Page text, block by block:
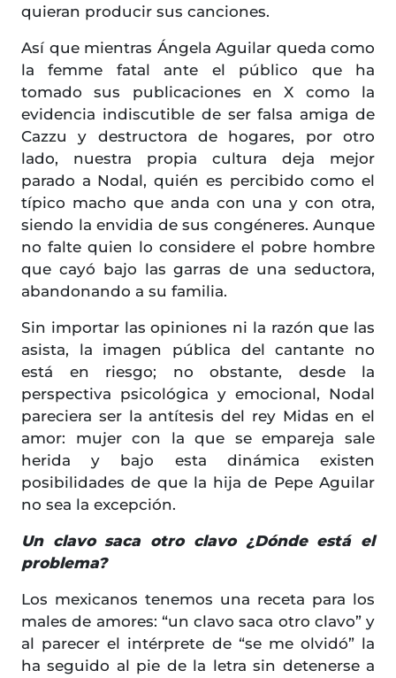
quieran producir sus canciones.
Así que mientras Ángela Aguilar queda como
la femme fatal ante el público que ha
tomado sus publicaciones en X como la
evidencia indiscutible de ser falsa amiga de
Cazzu y destructora de hogares, por otro
lado, nuestra propia cultura deja mejor
parado a Nodal, quién es percibido como el
típico macho que anda con una y con otra,
siendo la envidia de sus congéneres. Aunque
no falte quien lo considere el pobre hombre
que cayó bajo las garras de una seductora,
abandonando a su familia.
Sin importar las opiniones ni la razón que las
asista, la imagen pública del cantante no
está en riesgo; no obstante, desde la
perspectiva psicológica y emocional, Nodal
pareciera ser la antítesis del rey Midas en el
amor: mujer con la que se empareja sale
herida y bajo esta dinámica existen
posibilidades de que la hija de Pepe Aguilar
no sea la excepción.
Un clavo saca otro clavo ¿Dónde está el
problema?
Los mexicanos tenemos una receta para los
males de amores: “un clavo saca otro clavo” y
al parecer el intérprete de “se me olvidó” la
ha seguido al pie de la letra sin detenerse a